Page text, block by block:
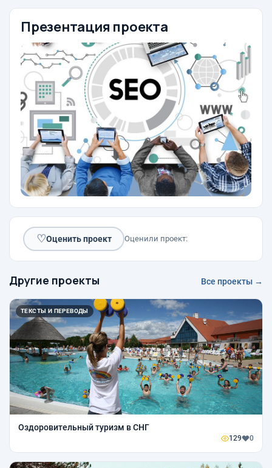
Презентация проекта
♡Оценить проект Оценили проект:
Другие проекты Все проекты →
ТЕКСТЫ И ПЕРЕВОДЫ
Оздоровительный туризм в СНГ
129 0